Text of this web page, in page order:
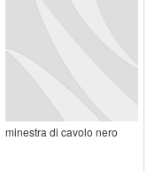
minestra di cavolo nero